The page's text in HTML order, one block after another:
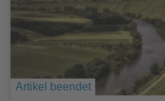
Artikel beendet